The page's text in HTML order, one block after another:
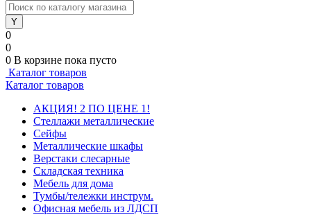
0
0
0 В корзине пока пусто
Каталог товаров
Каталог товаров
АКЦИЯ! 2 ПО ЦЕНЕ 1!
Стеллажи металлические
Сейфы
Металлические шкафы
Верстаки слесарные
Складская техника
Мебель для дома
Тумбы/тележки инструм.
Офисная мебель из ЛДСП